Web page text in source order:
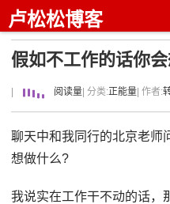
卢松松博客
假如不工作的话你
阅读量 | 分类:正能量 | 作者:
聊天中和我同行的北京老师
想做什么?
我说实在工作干不动的话，